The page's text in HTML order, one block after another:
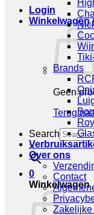
Login
Winkelwagen
Geen
Terug
Search
×
0
Winkelwagen
Brands
Over ons
Contact
Zakelijke